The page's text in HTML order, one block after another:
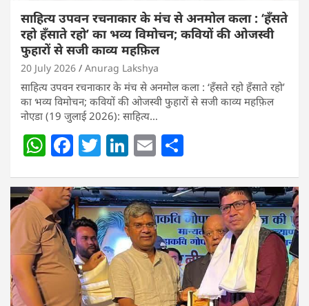
साहित्य उपवन रचनाकार के मंच से अनमोल कला : ‘हॅंसते
रहो हॅंसाते रहो’ का भव्य विमोचन; कवियों की ओजस्वी
फुहारों से सजी काव्य महफ़िल
20 July 2026 Anurag Lakshya
साहित्य उपवन रचनाकार के मंच से अनमोल कला : ‘हॅंसते रहो हॅंसाते रहो’
का भव्य विमोचन; कवियों की ओजस्वी फुहारों से सजी काव्य महफ़िल
नोएडा (19 जुलाई 2026): साहित्य…
W
at
s
A
p
p
F
c
e
b
o
o
k
T
itt
er
Li
k
e
dI
n
E
ai
l
ar
e